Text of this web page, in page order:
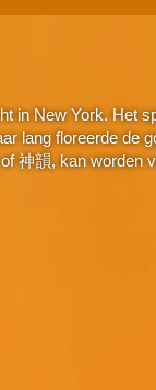
in New York. Het
lang floreerde de
神韻, kan worden